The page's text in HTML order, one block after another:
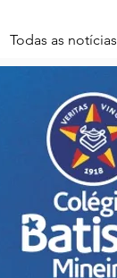
Todas as notícias